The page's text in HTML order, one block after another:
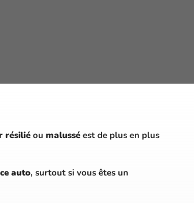
résiliéou malusséest de plus en plus
auto, surtout si vous êtes un